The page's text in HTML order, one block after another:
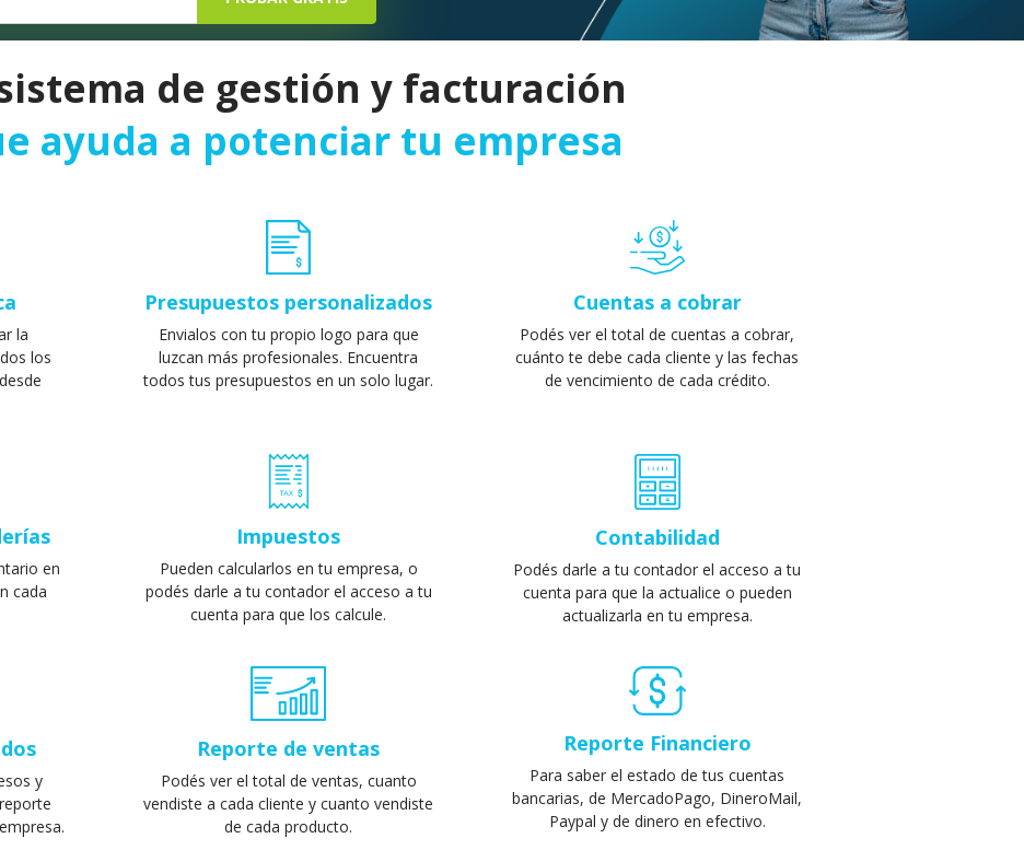
de gestión y facturación
ayuda a potenciar tu empresa
la
los
Presupuestos personalizados
Envialos con tu propio logo para que
luzcan más profesionales. Encuentra
todos tus presupuestos en un solo lugar.
Cuentas a cobrar
Podés ver el total de cuentas a cobrar,
cuánto te debe cada cliente y las fechas
de vencimiento de cada crédito.
en
cada
Impuestos
Pueden calcularlos en tu empresa, o
podés darle a tu contador el acceso a tu
cuenta para que los calcule.
Contabilidad
Podés darle a tu contador el acceso a tu
cuenta para que la actualice o pueden
actualizarla en tu empresa.
y
Reporte de ventas
Podés ver el total de ventas, cuanto
vendiste a cada cliente y cuanto vendiste
de cada producto.
Reporte Financiero
Para saber el estado de tus cuentas
bancarias, de MercadoPago, DineroMail,
Paypal y de dinero en efectivo.